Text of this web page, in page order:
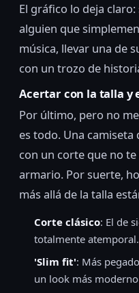
El gráfico lo deja
alguien que
música, llevar una de
con un trozo de
Acertar con la talla y
Por último, pero no
es todo. Una
con un corte que no
armario. Por suerte,
más allá de la talla
Corte clásico: El de
totalmente atemporal.
'Slim fit': Más
un look más